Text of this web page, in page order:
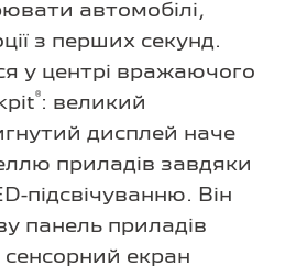
автомобілі,
з перших секунд.
у центрі вражаючого
®: великий
дисплей наче
приладів завдяки
підсвічуванню.
Він
панель приладів
екран